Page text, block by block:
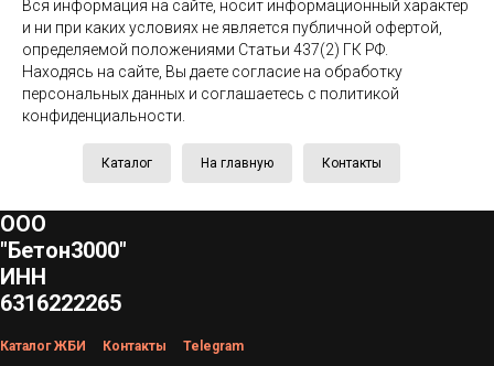
Вся информация на сайте, носит информационный характер
и ни при каких условиях не является публичной офертой,
определяемой положениями Статьи 437(2) ГК РФ.
Находясь на сайте, Вы даете согласие на обработку
персональных данных и соглашаетесь c политикой
конфиденциальности.
Каталог На главную Контакты
ООО
"Бетон3000"
ИНН
6316222265
Каталог ЖБИ Контакты Telegram